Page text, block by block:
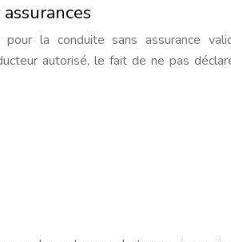
la conduite sans assurance
autorisé, le fait de ne pas